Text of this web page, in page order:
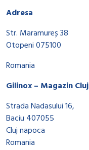
Adresa
Str. Maramureș 38
Otopeni 075100
Romania
Gilinox – Magazin Cluj
Strada Nadasului 16,
Baciu 407055
Cluj napoca
Romania